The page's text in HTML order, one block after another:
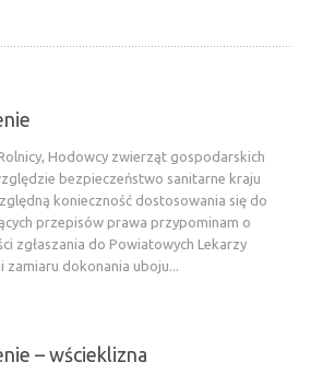
Hodowcy zwierząt gospodarskich
bezpieczeństwo sanitarne kraju
konieczność dostosowania się do
przepisów prawa przypominam o
zgłaszania do Powiatowych Lekarzy
zamiaru dokonania uboju...
– wścieklizna